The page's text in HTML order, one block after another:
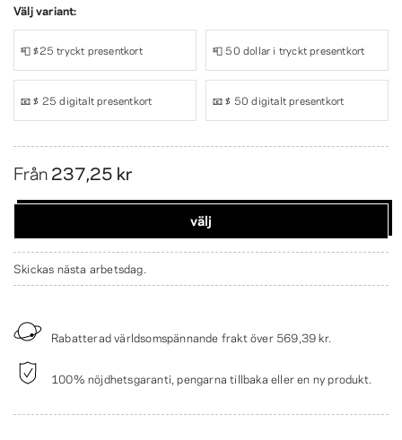
Välj variant:
📮 $25 tryckt presentkort 📮 50 dollar i tryckt presentkort
📧 $ 25 digitalt presentkort 📧 $ 50 digitalt presentkort
Från237,25 kr
välj
Skickas nästa arbetsdag.
Rabatterad världsomspännande frakt över 569,39 kr.
100% nöjdhetsgaranti, pengarna tillbaka eller en ny produkt.